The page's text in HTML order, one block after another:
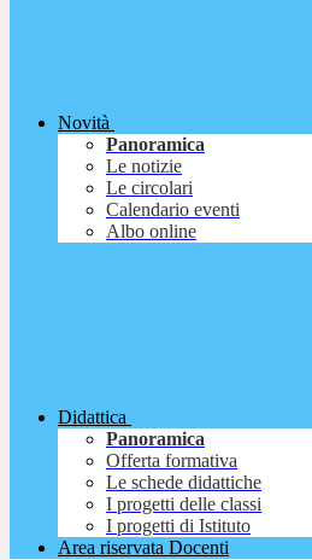
Novità
Panoramica
Le notizie
Le circolari
Calendario eventi
Albo online
Didattica
Panoramica
Offerta formativa
Le schede didattiche
I progetti delle classi
I progetti di Istituto
Area riservata Docenti